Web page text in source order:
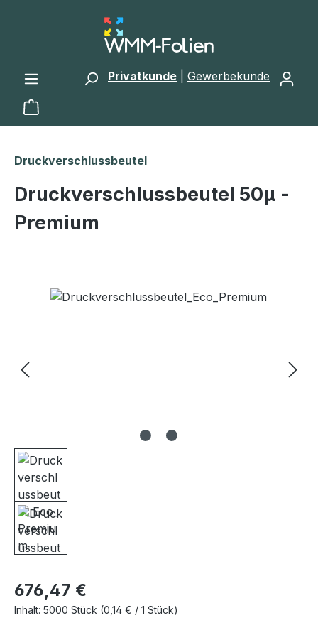
Zum Hauptinhalt springen
Privatkunde Gewerbekunde
Warenkorb enthält 0 Positionen. Der
Druckverschlussbeutel
Druckverschlussbeutel 50μ -
Premium
Bildergalerie überspringen
Regulärer Preis:
676,47 €
Inhalt: 5000 Stück (0,14 € / 1 Stück)